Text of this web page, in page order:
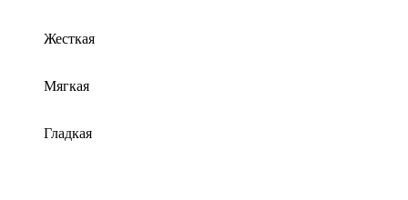
Жесткая
Мягкая
Гладкая